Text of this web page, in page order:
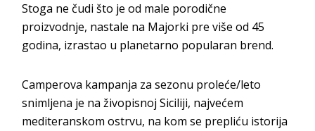
Stoga ne čudi što je od male porodične
proizvodnje, nastale na Majorki pre više od 45
godina, izrastao u planetarno popularan brend.
Camperova kampanja za sezonu proleće/leto
snimljena je na živopisnoj Siciliji, najvećem
mediteranskom ostrvu, na kom se prepliću istorija